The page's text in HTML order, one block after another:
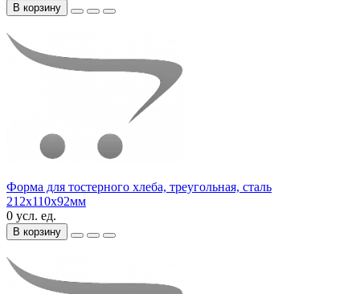
В корзину
Форма для тостерного хлеба, треугольная, сталь
212х110х92мм
0 усл. ед.
В корзину